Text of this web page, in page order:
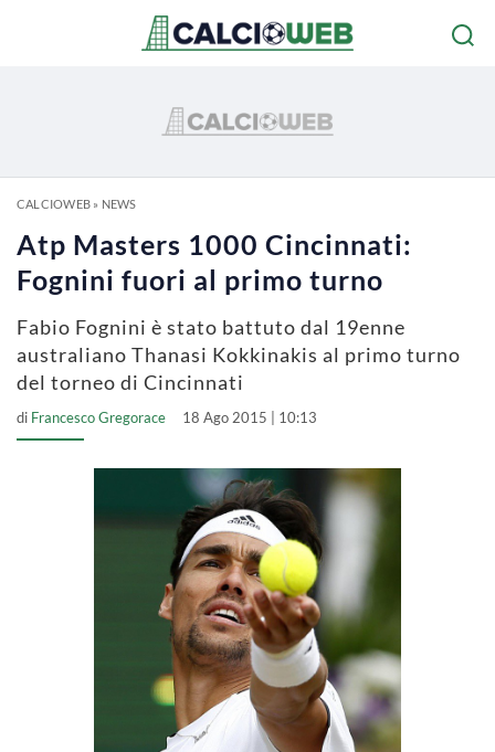
CALCIOWEB» NEWS
Atp Masters 1000 Cincinnati:
Fognini fuori al primo turno
Fabio Fognini è stato battuto dal 19enne
australiano Thanasi Kokkinakis al primo turno
del torneo di Cincinnati
di Francesco Gregorace 18 Ago 2015 | 10:13